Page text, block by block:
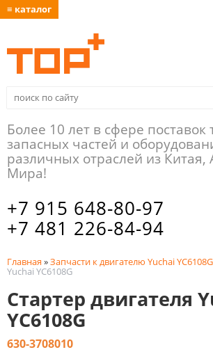
≡ каталог
Более 10 лет в сфере поставок
запасных частей и
различных отраслей из Китая,
Мира!
+7 915 648-80-97
+7 481 226-84-94
Главная »Запчасти к двигателю Yuchai YC6108G
Yuchai YC6108G
Стартер двигателя
YC6108G
630-3708010